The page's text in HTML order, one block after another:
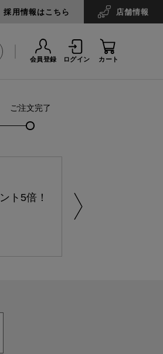
採用情報はこちら 店舗情報
会員登録 ログイン カート
ご注文完了
ト5倍！